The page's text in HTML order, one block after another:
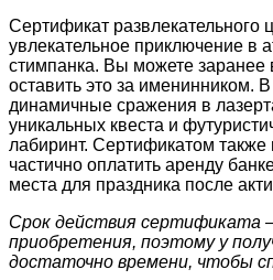
Сертификат развлекательного
увлекательное приключение в
стимпанка. Вы можете заранее
оставить это за именинником.
динамичные сражения в
уникальных квеста и
лабиринт. Сертификатом
частично оплатить аренду
места для праздника после
Срок действия сертификата
приобретения, поэтому у
достаточно времени, чтобы